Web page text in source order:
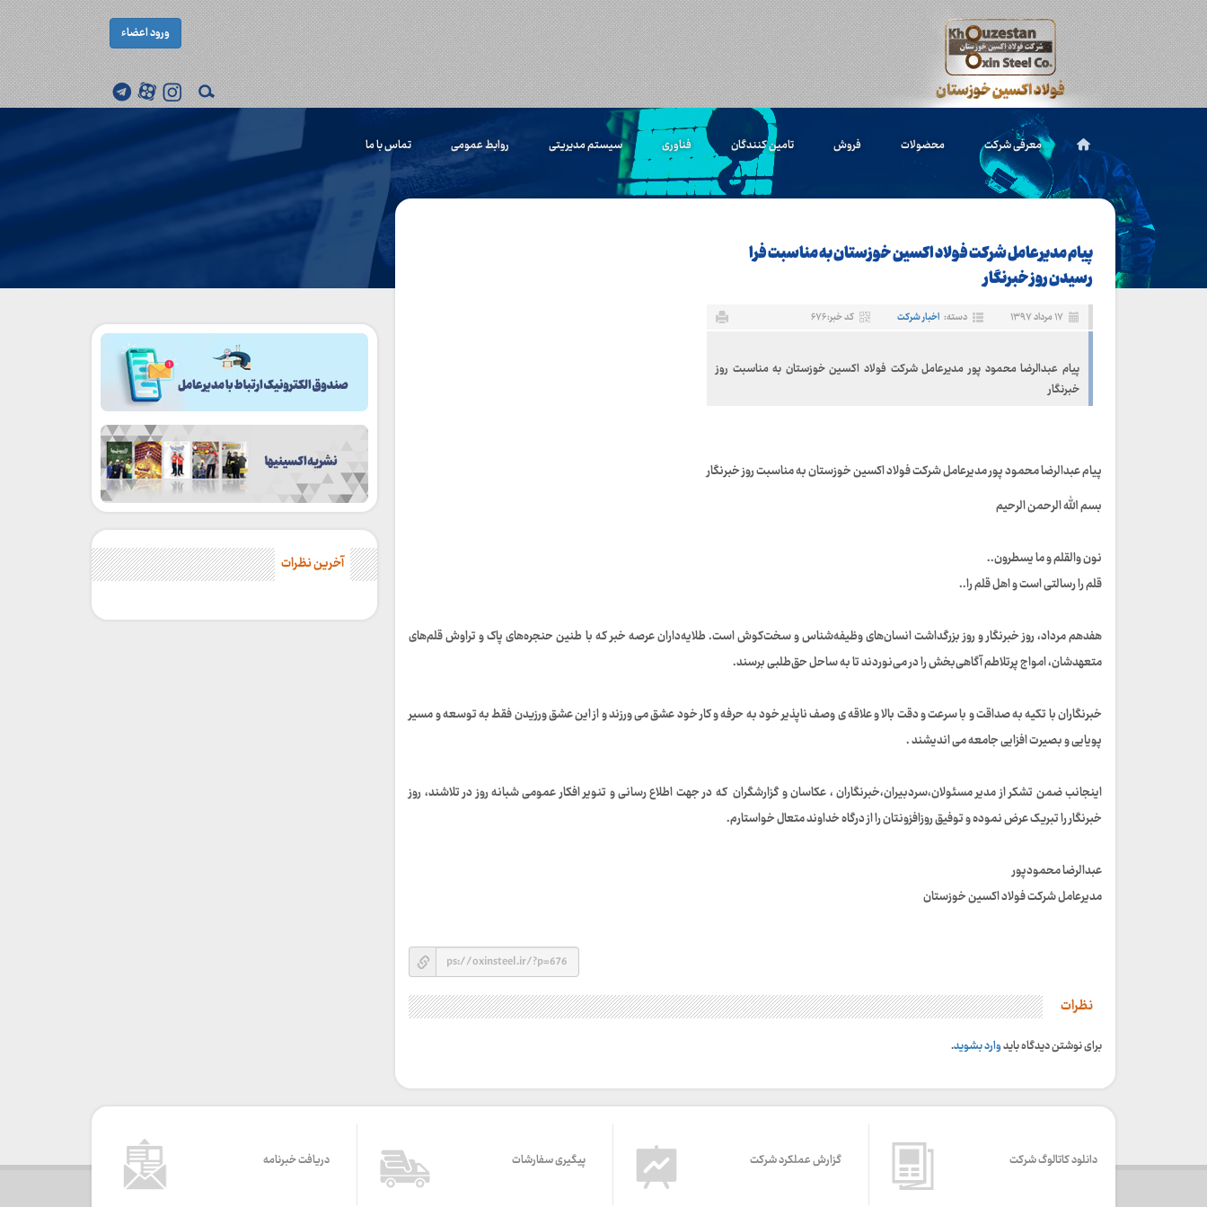
ورود اعضاء
معرفی شرکت محصولات فروش تامین کنندگان فناوری سیستم مدیریتی روابط عمومی تماس با ما
پیام مدیرعامل شرکت فولاد اکسین خوزستان به مناسبت فرا
رسیدن روز خبرنگار
۱۷ مرداد ۱۳۹۷ دسته: اخبار شرکت کد خبر: ۶۷۶
پیام عبدالرضا محمود پور مدیرعامل شرکت فولاد اکسین خوزستان به مناسبت روز
خبرنگار
پیام عبدالرضا محمود پور مدیرعامل شرکت فولاد اکسین خوزستان به مناسبت روز خبرنگار
بسم الله الرحمن الرحیم
نون والقلم و ما یسطرون..
قلم را رسالتی است و اهل قلم را..
هفدهم مرداد، روز خبرنگار و روز بزرگداشت انسان‌های وظیفه‌شناس و سخت‌کوش است. طلایه‌داران عرصه خبر که با طنین حنجره‌های پاک و تراوش قلم‌های
متعهدشان، امواج پرتلاطم آگاهی‌بخش را در می‌نوردند تا به ساحل حق‌طلبی برسند.
خبرنگاران با تکیه به صداقت و با سرعت و دقت بالا و علاقه ی وصف ناپذیر خود به حرفه و کار خود عشق می ورزند و از این عشق ورزیدن فقط به توسعه و مسیر
پویایی و بصیرت افزایی جامعه می اندیشند .
اینجانب ضمن تشکر از مدیر مسئولان،سردبیران،خبرنگاران ، عکاسان و گزارشگران که در جهت اطلاع رسانی و تنویر افکار عمومی شبانه روز در تلاشند، روز
خبرنگار را تبریک عرض نموده و توفیق روزافزونتان را از درگاه خداوند متعال خواستارم.
عبدالرضا محمودپور
مدیرعامل شرکت فولاد اکسین خوزستان
نظرات
برای نوشتن دیدگاه بایدوارد بشوید.
آخرین نظرات
دانلود کاتالوگ شرکت گزارش عملکرد شرکت پیگیری سفارشات دریافت خبرنامه